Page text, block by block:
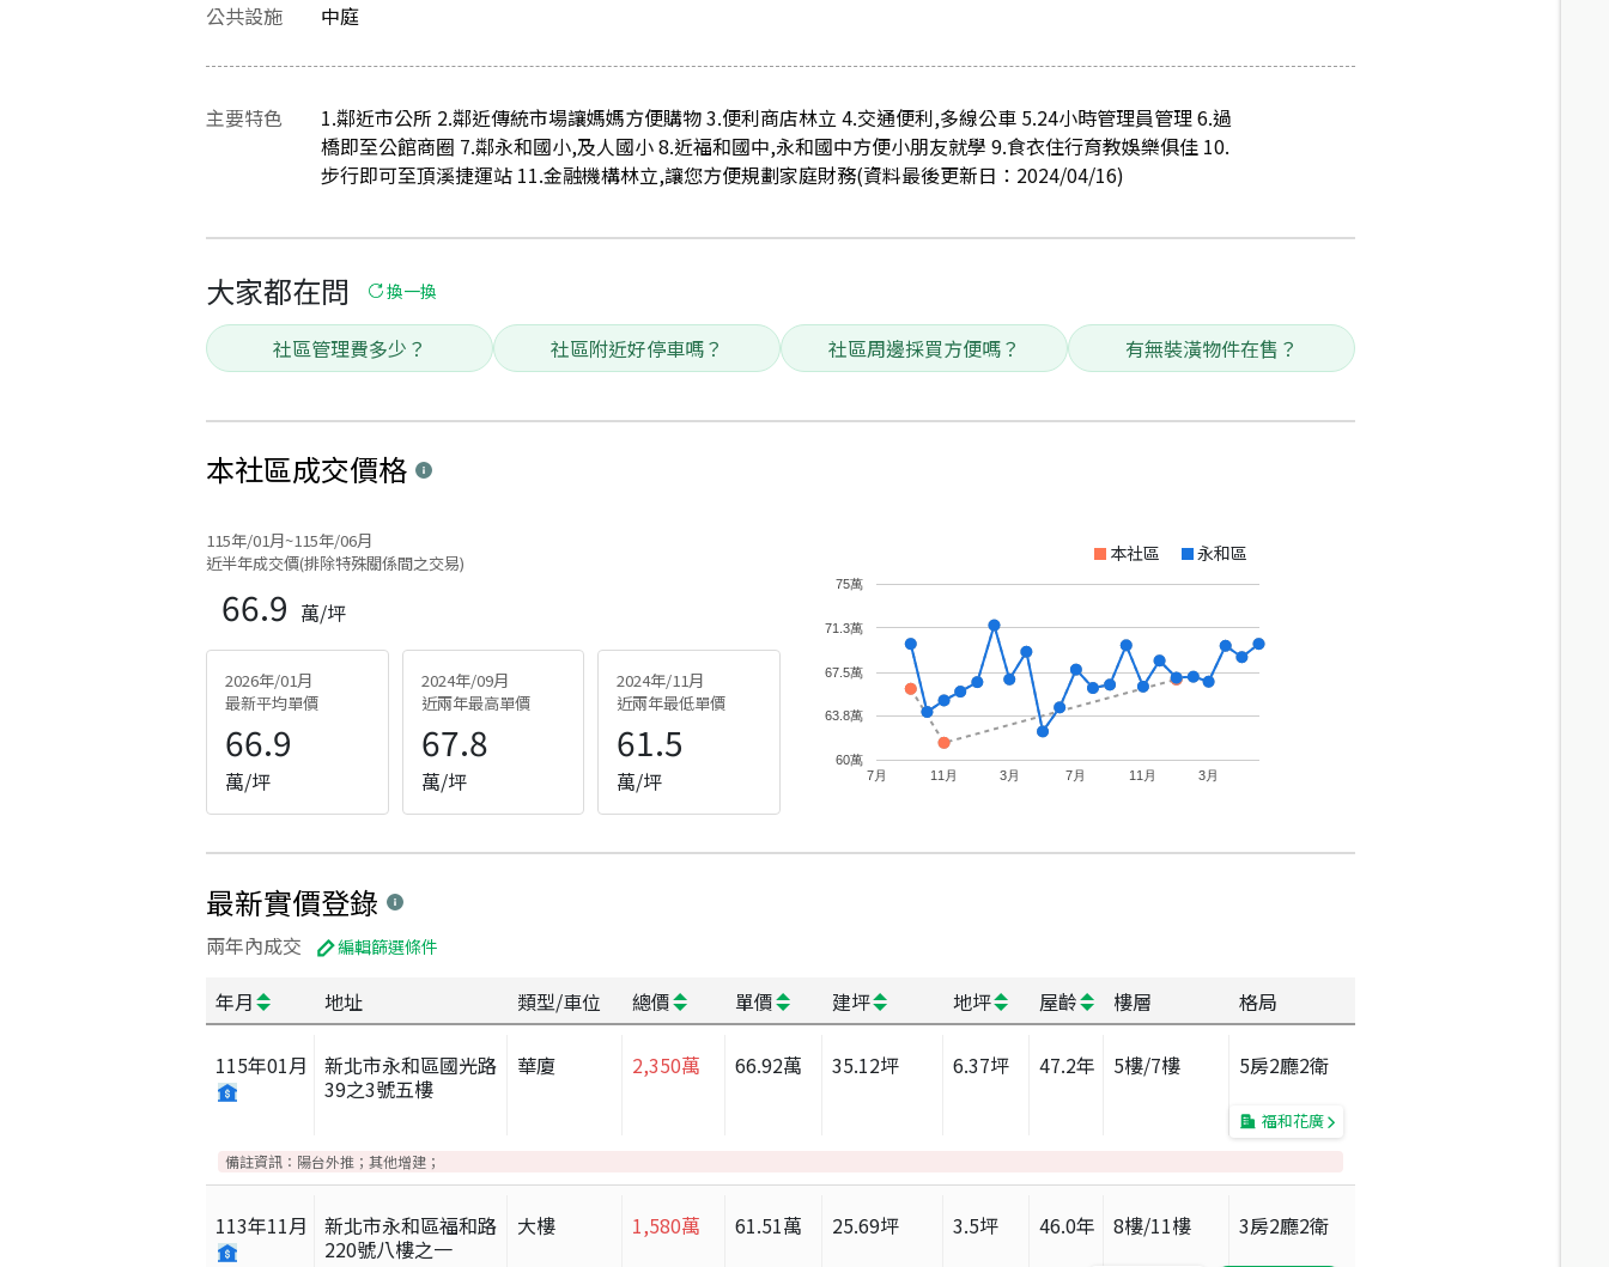
公共設施 中庭
主要特色
1.鄰近市公所 2.鄰近傳統市場讓媽媽方便購物 3.便利商店林立 4.交通便利,多線公車 5.24小時管理員管理 6.過
橋即至公館商圈 7.鄰永和國小,及人國小 8.近福和國中,永和國中方便小朋友就學 9.食衣住行育教娛樂俱佳 10.
步行即可至頂溪捷運站 11.金融機構林立,讓您方便規劃家庭財務(資料最後更新日：2024/04/16)
大家都在問 換一換
社區管理費多少？ 社區附近好停車嗎？ 社區周邊採買方便嗎？ 有無裝潢物件在售？
本社區成交價格
115年/01月~115年/06月
近半年成交價(排除特殊關係間之交易)
66.9 萬/坪
2026年/01月
最新平均單價
66.9
萬/坪
2024年/09月
近兩年最高單價
67.8
萬/坪
2024年/11月
近兩年最低單價
61.5
萬/坪
本社區 永和區
7月 11月 3月 7月 11月 3月
60萬
63.8萬
67.5萬
71.3萬
75萬
最新實價登錄
兩年內成交 編輯篩選條件
年月 地址 類型/車位 總價 單價 建坪 地坪 屋齡 樓層 格局
115年01月
新北市永和區國光路
39之3號五樓
華廈 2,350萬 66.92萬 35.12坪 6.37坪 47.2年 5樓/7樓 5房2廳2衛
福和花廣
備註資訊： 陽台外推；其他增建；
113年11月
新北市永和區福和路
220號八樓之一
大樓 1,580萬 61.51萬 25.69坪 3.5坪 46.0年 8樓/11樓 3房2廳2衛